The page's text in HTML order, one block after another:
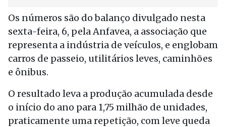
Os números são do balanço divulgado nesta
sexta-feira, 6, pela Anfavea, a associação que
representa a indústria de veículos, e englobam
carros de passeio, utilitários leves, caminhões
e ônibus.
O resultado leva a produção acumulada desde
o início do ano para 1,75 milhão de unidades,
praticamente uma repetição, com leve queda